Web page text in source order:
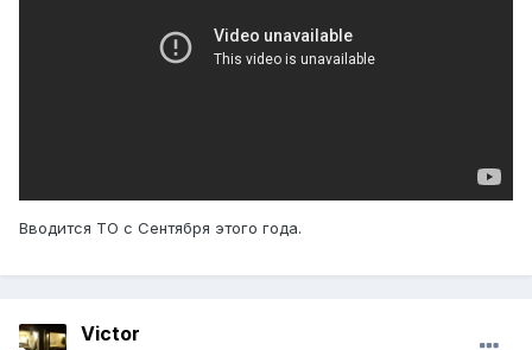
Вводится ТО с Сентября этого года.
Victor